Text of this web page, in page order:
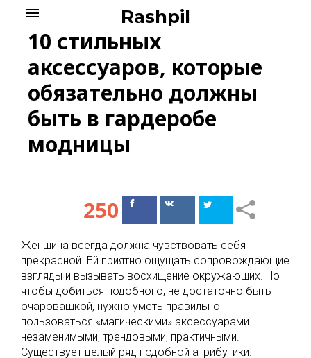
content
Rashpil
menu
10 стильных
аксессуаров, которые
обязательно должны
быть в гардеробе
модницы
250
ПоделитьсяПоделиться
Женщина всегда должна чувствовать себя
прекрасной. Ей приятно ощущать сопровождающие
взгляды и вызывать восхищение окружающих. Но
чтобы добиться подобного, не достаточно быть
очаровашкой, нужно уметь правильно
пользоваться «магическими» аксессуарами –
незаменимыми, трендовыми, практичными.
Существует целый ряд подобной атрибутики.